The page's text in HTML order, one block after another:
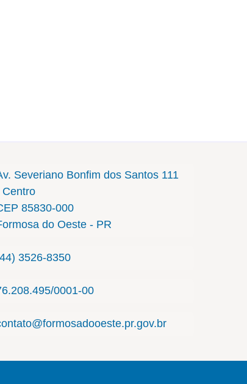
Severiano Bonfim dos Santos 111
Centro
85830-000
do Oeste - PR
3526-8350
0001-00